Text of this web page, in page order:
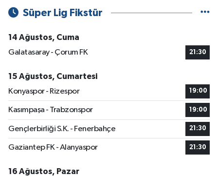
Süper Lig Fikstür
14 Ağustos, Cuma
Galatasaray - Çorum FK
21:30
15 Ağustos, Cumartesi
Konyaspor - Rizespor
19:00
Kasımpaşa - Trabzonspor 19:00
Gençlerbirliği S.K. - Fenerbahçe 21:30
Gaziantep FK - Alanyaspor 21:30
16 Ağustos, Pazar